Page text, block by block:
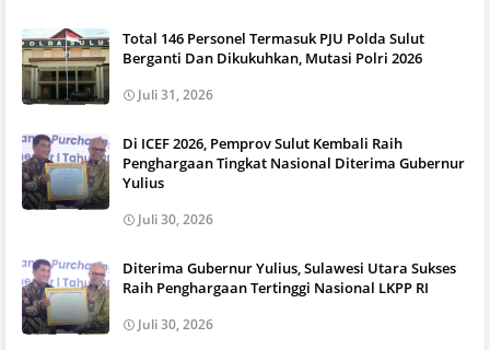
Total 146 Personel Termasuk PJU Polda Sulut
Berganti Dan Dikukuhkan, Mutasi Polri 2026
Juli 31, 2026
Di ICEF 2026, Pemprov Sulut Kembali Raih
Penghargaan Tingkat Nasional Diterima Gubernur
Yulius
Juli 30, 2026
Diterima Gubernur Yulius, Sulawesi Utara Sukses
Raih Penghargaan Tertinggi Nasional LKPP RI
Juli 30, 2026